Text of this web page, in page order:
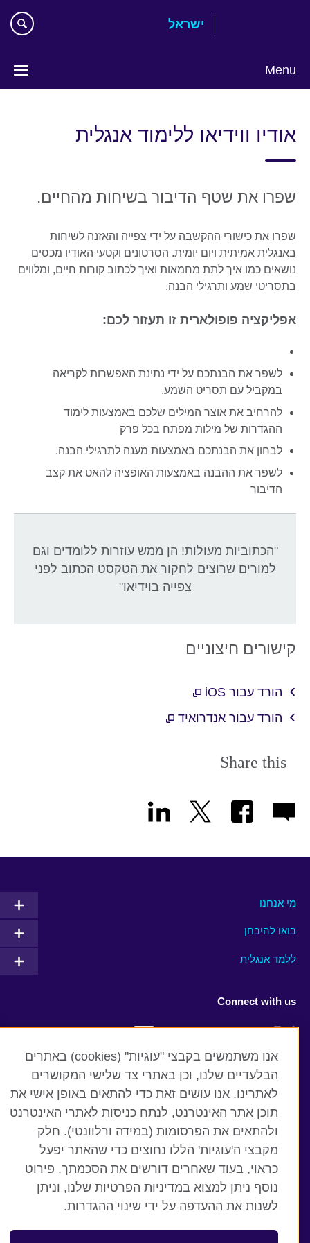
ישראל
Menu
language
אודיו ווידיאו ללימוד אנגלית
שפרו את שטף הדיבור בשיחות מהחיים.
שפרו את כישורי ההקשבה על ידי צפייה והאזנה לשיחות
באנגלית אמיתית ויום יומית. הסרטונים וקטעי האודיו מכסים
נושאים כמו איך לתת מחמאות ואיך לכתוב קורות חיים, ומלווים
בתסריטי שמע ותרגילי הבנה.
אפליקציה פופולארית זו תעזור לכם:
לשפר את הבנתכם על ידי נתינת האפשרות לקריאה
במקביל עם תסריט השמע.
להרחיב את אוצר המילים שלכם באמצעות לימוד
ההגדרות של מילות מפתח בכל פרק
לבחון את הבנתכם באמצעות מענה לתרגילי הבנה.
לשפר את ההבנה באמצעות האופציה להאט את קצב
הדיבור
"הכתוביות מעולות! הן ממש עוזרות ללומדים וגם
למורים שרוצים לחקור את הטקסט הכתוב לפני
צפייה בוידיאו"
קישורים חיצוניים
הורד עבור iOS
הורד עבור אנדרואיד
Share this
מי אנחנו
בואו להיבחן
ללמד אנגלית
Connect with us
YouTube
Flickr RSS
TikTok
British Council global
קבצי עוגיות
אנו משתמשים בקבצי "עוגיות" (cookies) באתרים
הבלעדיים שלנו, וכן באתרי צד שלישי המקושרים
לאתרינו. אנו עושים זאת כדי להתאים באופן אישי את
תוכן אתר האינטרנט, לנתח כניסות לאתרי האינטרנט
ולהתאים את הפרסומות (במידה ורלוונטי). חלק
מקבצי ה'עוגיות' הללו נחוצים כדי שהאתר יפעל
כראוי, בעוד שאחרים דורשים את הסכמתך. פירוט
נוסף ניתן למצוא במדיניות הפרטיות שלנו, וניתן
לשנות את ההעדפה על ידי שינוי ההגדרות.